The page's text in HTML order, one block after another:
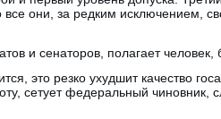
они, за редким исключением,
и сенаторов, полагает человек,
это резко ухудшит качество
сетует федеральный чиновник,